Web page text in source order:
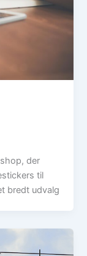
der
til
bredt udvalg